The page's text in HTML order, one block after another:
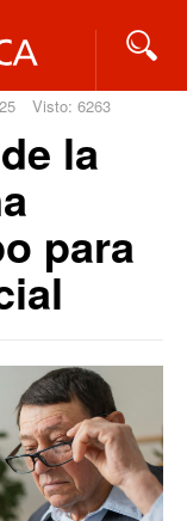
Visto: 6263
la
para